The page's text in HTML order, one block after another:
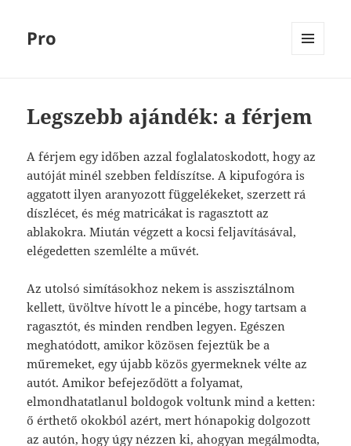
Pro
Legszebb ajándék: a férjem
A férjem egy időben azzal foglalatoskodott, hogy az
autóját minél szebben feldíszítse. A kipufogóra is
aggatott ilyen aranyozott függelékeket, szerzett rá
díszlécet, és még matricákat is ragasztott az
ablakokra. Miután végzett a kocsi feljavításával,
elégedetten szemlélte a művét.
Az utolsó simításokhoz nekem is asszisztálnom
kellett, üvöltve hívott le a pincébe, hogy tartsam a
ragasztót, és minden rendben legyen. Egészen
meghatódott, amikor közösen fejeztük be a
műremeket, egy újabb közös gyermeknek vélte az
autót. Amikor befejeződött a folyamat,
elmondhatatlanul boldogok voltunk mind a ketten:
ő érthető okokból azért, mert hónapokig dolgozott
az autón, hogy úgy nézzen ki, ahogyan megálmodta,